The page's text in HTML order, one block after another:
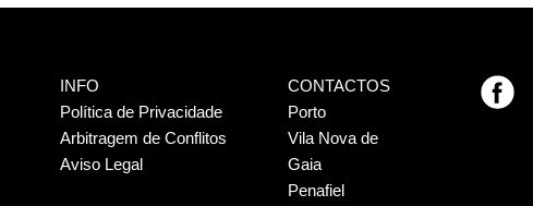
INFO
Política de Privacidade
Arbitragem de Conflitos
Aviso Legal
CONTACTOS
Porto
Vila Nova de
Gaia
Penafiel